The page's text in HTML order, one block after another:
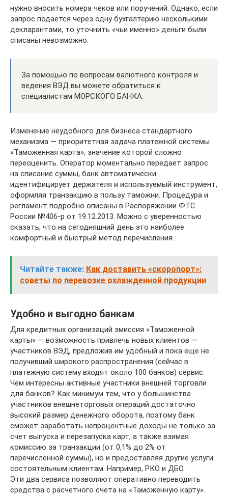
нужно вносить номера чеков или поручений. Однако, если
запрос подается через одну бухгалтерию несколькими
декларантами, то уточнить «чьи именно» деньги были
списаны невозможно.
За помощью по вопросам валютного контроля и
ведения ВЭД вы можете обратиться к
специалистам МОРСКОГО БАНКА.
Изменение неудобного для бизнеса стандартного
механизма — приоритетная задача платежной системы
«Таможенная карта», значение которой сложно
переоценить. Оператор моментально передает запрос
на списание суммы, банк автоматически
идентифицирует держателя и используемый инструмент,
оформляя транзакцию в пользу таможни. Процедура и
регламент подробно описаны в Распоряжении ФТС
России №406-р от 19.12.2013. Можно с уверенностью
сказать, что на сегодняшний день это наиболее
комфортный и быстрый метод перечисления.
Читайте также: Как доставить «скоропорт»:
советы по перевозке охлажденной продукции
Удобно и выгодно банкам
Для кредитных организаций эмиссия «Таможенной
карты» — возможность привлечь новых клиентов —
участников ВЭД, предложив им удобный и пока еще не
получивший широкого распространения (сейчас в
платежную систему входят около 100 банков) сервис.
Чем интересны активные участники внешней торговли
для банков? Как минимум тем, что у большинства
участников внешнеторговых операций достаточно
высокий размер денежного оборота, поэтому банк
сможет заработать непроцентные доходы не только за
счет выпуска и перезапуска карт, а также взимая
комиссию за транзакции (от 0,1% до 2% от
перечисленной суммы), но и предоставляя другие услуги
состоятельным клиентам. Например, РКО и ДБО.
Эти два сервиса позволяют оперативно переводить
средства с расчетного счета на «Таможенную карту».